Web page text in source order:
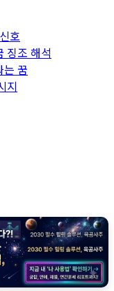
호
징조 해석
는 꿈
지